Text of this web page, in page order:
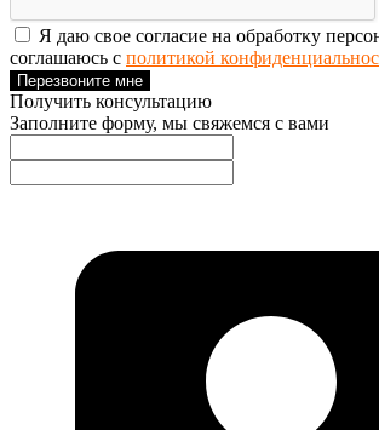
Я даю свое согласие на обработку
соглашаюсь с политикой
Перезвоните мне
Получить консультацию
Заполните форму, мы свяжемся с вами